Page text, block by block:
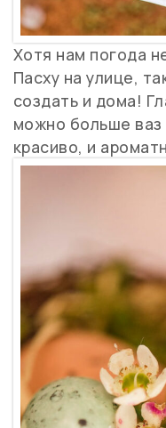
Хотя нам погода
Пасху на улице,
создать и дома!
можно больше
красиво, и